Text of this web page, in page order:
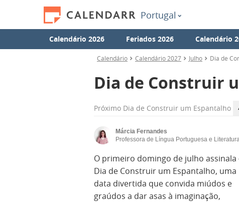
Portugal
Calendário 2026 Feriados 2026 Calendário
Calendário Calendário 2027 Julho Dia de
Dia de Construir
Próximo Dia de Construir um Espantalho
Márcia Fernandes
Professora de Língua Portuguesa e
O primeiro domingo de julho assinala
Dia de Construir um Espantalho, uma
data divertida que convida miúdos e
graúdos a dar asas à imaginação,